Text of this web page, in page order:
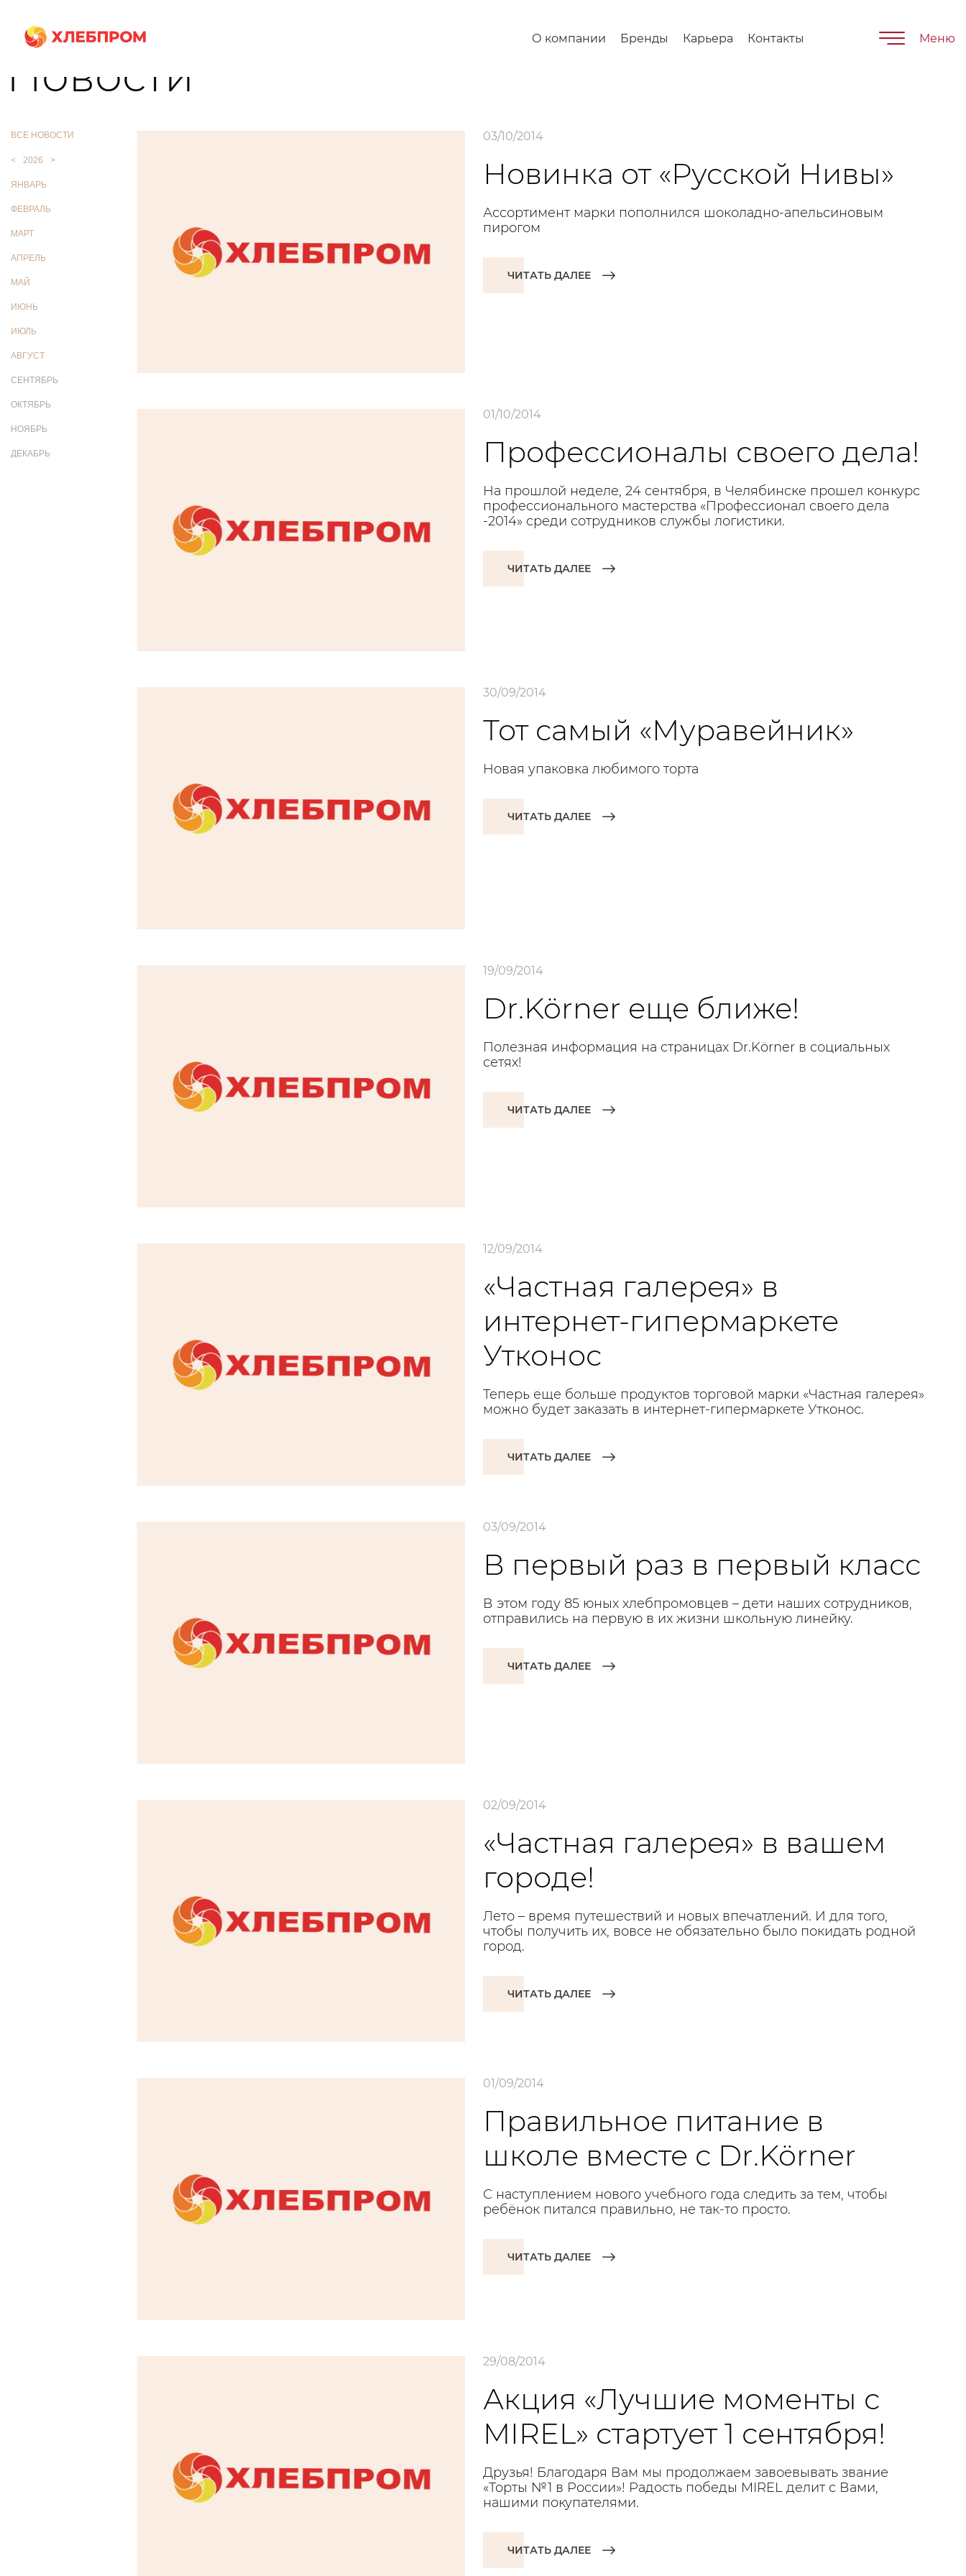
О компании Бренды Карьера Контакты Меню
Главная О компании Новости
Новости
ВСЕ НОВОСТИ
< 2026 >
ЯНВАРЬ
ФЕВРАЛЬ
МАРТ
АПРЕЛЬ
МАЙ
ИЮНЬ
ИЮЛЬ
АВГУСТ
СЕНТЯБРЬ
ОКТЯБРЬ
НОЯБРЬ
ДЕКАБРЬ
03/10/2014
Новинка от «Русской Нивы»
Ассортимент марки пополнился шоколадно-апельсиновым
пирогом
ЧИТАТЬ ДАЛЕЕ
01/10/2014
Профессионалы своего дела!
На прошлой неделе, 24 сентября, в Челябинске прошел конкурс
профессионального мастерства «Профессионал своего дела
-2014» среди сотрудников службы логистики.
ЧИТАТЬ ДАЛЕЕ
30/09/2014
Тот самый «Муравейник»
Новая упаковка любимого торта
ЧИТАТЬ ДАЛЕЕ
19/09/2014
Dr.Körner еще ближе!
Полезная информация на страницах Dr.Körner в социальных
сетях!
ЧИТАТЬ ДАЛЕЕ
12/09/2014
«Частная галерея» в
интернет-гипермаркете
Утконос
Теперь еще больше продуктов торговой марки «Частная галерея»
можно будет заказать в интернет-гипермаркете Утконос.
ЧИТАТЬ ДАЛЕЕ
03/09/2014
В первый раз в первый класс
В этом году 85 юных хлебпромовцев – дети наших сотрудников,
отправились на первую в их жизни школьную линейку.
ЧИТАТЬ ДАЛЕЕ
02/09/2014
«Частная галерея» в вашем
городе!
Лето – время путешествий и новых впечатлений. И для того,
чтобы получить их, вовсе не обязательно было покидать родной
город.
ЧИТАТЬ ДАЛЕЕ
01/09/2014
Правильное питание в
школе вместе с Dr.Körner
С наступлением нового учебного года следить за тем, чтобы
ребёнок питался правильно, не так-то просто.
ЧИТАТЬ ДАЛЕЕ
29/08/2014
Акция «Лучшие моменты с
MIREL» стартует 1 сентября!
Друзья! Благодаря Вам мы продолжаем завоевывать звание
«Торты №1 в России»! Радость победы MIREL делит с Вами,
нашими покупателями.
ЧИТАТЬ ДАЛЕЕ